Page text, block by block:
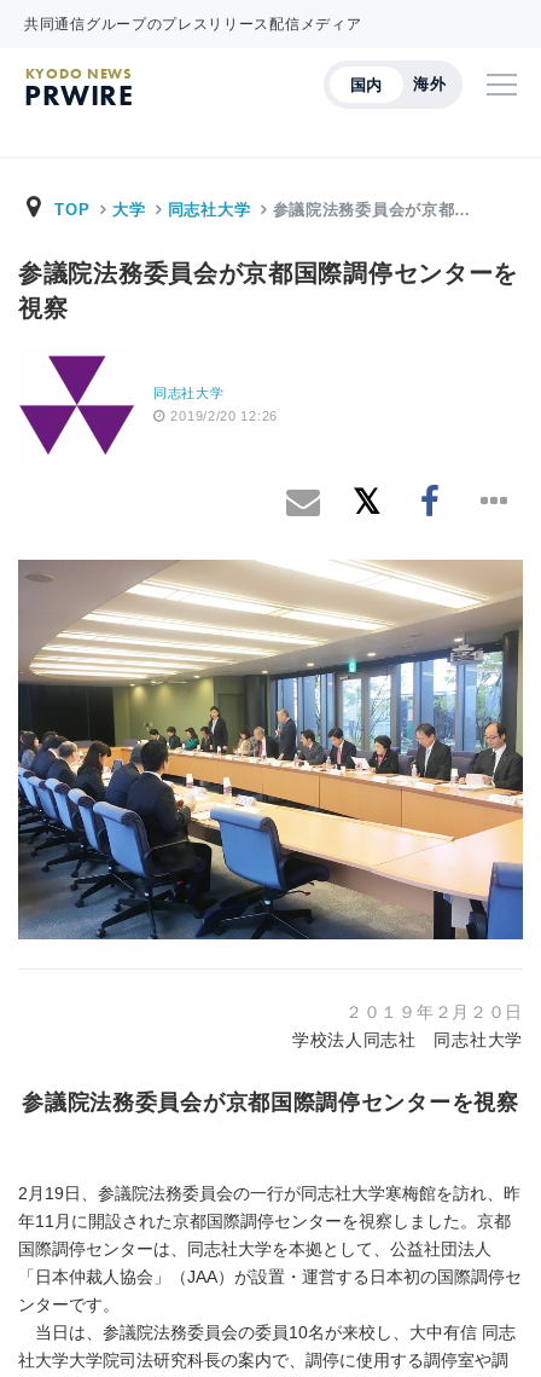
共同通信グループのプレスリリース配信メディア
国内 海外
KYODO NEWS
PRWIRE
TOP 大学 同志社大学 参議院法務委員会が京都…
参議院法務委員会が京都国際調停センターを
視察
同志社大学
2019/2/20 12:26
２０１９年２月２０日
学校法人同志社 同志社大学
参議院法務委員会が京都国際調停センターを視察
2月19日、参議院法務委員会の一行が同志社大学寒梅館を訪れ、昨
年11月に開設された京都国際調停センターを視察しました。京都
国際調停センターは、同志社大学を本拠として、公益社団法人
「日本仲裁人協会」（JAA）が設置・運営する日本初の国際調停セ
ンターです。
当日は、参議院法務委員会の委員10名が来校し、大中有信 同志
社大学大学院司法研究科長の案内で、調停に使用する調停室や調